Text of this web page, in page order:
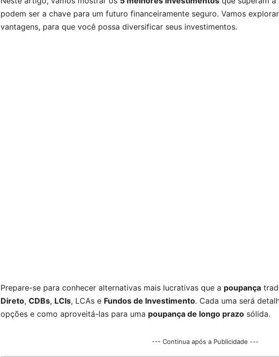
o
o
o
n
p
p
m n
n
k
n
g
podem ser a chave para um futuro financeiramente seguro. Vamos
vantagens, para que você possa diversificar seus investimentos.
Prepare-se para conhecer alternativas mais lucrativas que a poupança
Direto, CDBs, LCIs, LCAs e Fundos de Investimento. Cada uma será
opções e como aproveitá-las para uma poupança de longo prazosólida.
--- Continua após a Publicidade ---